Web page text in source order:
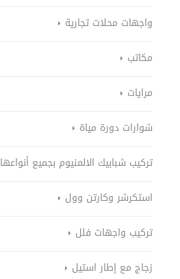
واجهات محلات تجارية
مكاتب
مرايات
شوارات دورة مياة
تركيب شبابيك الالمنيوم بجميع أنواعها
استكرشر وكارتن وول
تركيب واجهات فلل
زجاج مع إطار استيل